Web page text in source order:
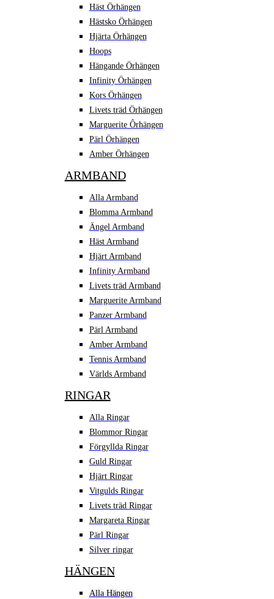
Häst Örhängen
Hästsko Örhängen
Hjärta Örhängen
Hoops
Hängande Örhängen
Infinity Örhängen
Kors Örhängen
Livets träd Örhängen
Marguerite Ôrhängen
Pärl Örhängen
Amber Örhängen
ARMBAND
Alla Armband
Blomma Armband
Ängel Armband
Häst Armband
Hjärt Armband
Infinity Armband
Livets träd Armband
Marguerite Armband
Panzer Armband
Pärl Armband
Amber Armband
Tennis Armband
Världs Armband
RINGAR
Alla Ringar
Blommor Ringar
Förgyllda Ringar
Guld Ringar
Hjärt Ringar
Vitgulds Ringar
Livets träd Ringar
Margareta Ringar
Pärl Ringar
Silver ringar
HÄNGEN
Alla Hängen